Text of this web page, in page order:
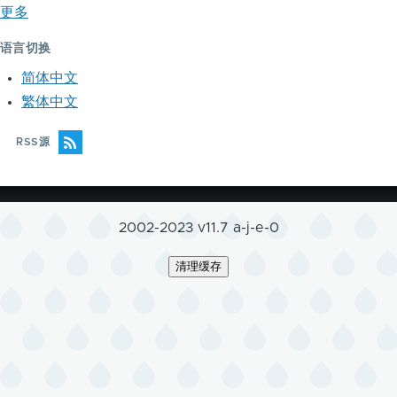
更多
语言切换
简体中文
繁体中文
RSS源
2002-2023 v11.7 a-j-e-0